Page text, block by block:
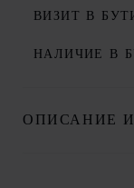
ВИЗИТ В
НАЛИЧИЕ В
ОПИСАНИЕ